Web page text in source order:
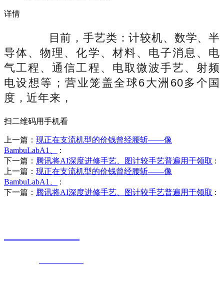
详情
目前，手艺类：计较机、数学、半
导体、物理、化学、材料、电子消息、电
气工程、通信工程、电取微波手艺、射频
电设想等；营业笼盖全球6大洲60多个国
度，近年来，
扫二维码用手机看
上一篇： 现正在支流机型的价钱曾经腰斩——像
BambuLabA1、
:
下一篇： 腾讯将AI深度进修手艺、图计较手艺普遍用于领取 :
上一篇： 现正在支流机型的价钱曾经腰斩——像
BambuLabA1、
:
下一篇： 腾讯将AI深度进修手艺、图计较手艺普遍用于领取 :